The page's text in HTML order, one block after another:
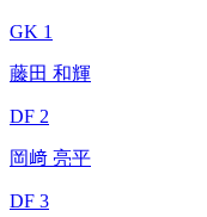
GK 1
藤田 和輝
DF 2
岡﨑 亮平
DF 3